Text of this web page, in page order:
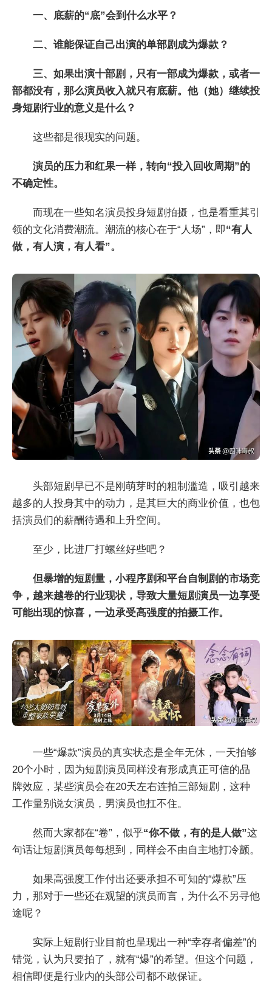
一、底薪的“底”会到什么水平？
二、谁能保证自己出演的单部剧成为爆款？
三、如果出演十部剧，只有一部成为爆款，或者一
部都没有，那么演员收入就只有底薪。他（她）继续投
身短剧行业的意义是什么？
这些都是很现实的问题。
演员的压力和红果一样，转向“投入回收周期”的
不确定性。
而现在一些知名演员投身短剧拍摄，也是看重其引
领的文化消费潮流。潮流的核心在于“人场”，即“有人
做，有人演，有人看”。
头部短剧早已不是刚萌芽时的粗制滥造，吸引越来
越多的人投身其中的动力，是其巨大的商业价值，也包
括演员们的薪酬待遇和上升空间。
至少，比进厂打螺丝好些吧？
但暴增的短剧量，小程序剧和平台自制剧的市场竞
争，越来越卷的行业现状，导致大量短剧演员一边享受
可能出现的惊喜，一边承受高强度的拍摄工作。
一些“爆款”演员的真实状态是全年无休，一天拍够
20个小时，因为短剧演员同样没有形成真正可信的品
牌效应，某些演员会在20天左右连拍三部短剧，这种
工作量别说女演员，男演员也扛不住。
然而大家都在“卷”，似乎“你不做，有的是人做”这
句话让短剧演员每每想到，同样会不由自主地打冷颤。
如果高强度工作付出还要承担不可知的“爆款”压
力，那对于一些还在观望的演员而言，为什么不另寻他
途呢？
实际上短剧行业目前也呈现出一种“幸存者偏差”的
错觉，认为只要拍了，就有“爆”的希望。但这个问题，
相信即便是行业内的头部公司都不敢保证。